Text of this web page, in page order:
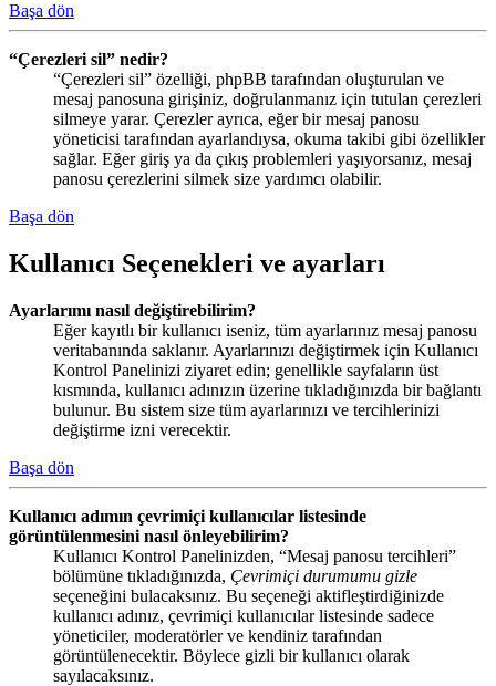
Başa dön
“Çerezleri sil” nedir?
“Çerezleri sil” özelliği, phpBB tarafından oluşturulan ve
mesaj panosuna girişiniz, doğrulanmanız için tutulan çerezleri
silmeye yarar. Çerezler ayrıca, eğer bir mesaj panosu
yöneticisi tarafından ayarlandıysa, okuma takibi gibi özellikler
sağlar. Eğer giriş ya da çıkış problemleri yaşıyorsanız, mesaj
panosu çerezlerini silmek size yardımcı olabilir.
Başa dön
Kullanıcı Seçenekleri ve ayarları
Ayarlarımı nasıl değiştirebilirim?
Eğer kayıtlı bir kullanıcı iseniz, tüm ayarlarınız mesaj panosu
veritabanında saklanır. Ayarlarınızı değiştirmek için Kullanıcı
Kontrol Panelinizi ziyaret edin; genellikle sayfaların üst
kısmında, kullanıcı adınızın üzerine tıkladığınızda bir bağlantı
bulunur. Bu sistem size tüm ayarlarınızı ve tercihlerinizi
değiştirme izni verecektir.
Başa dön
Kullanıcı adımın çevrimiçi kullanıcılar listesinde
görüntülenmesini nasıl önleyebilirim?
Kullanıcı Kontrol Panelinizden, “Mesaj panosu tercihleri”
bölümüne tıkladığınızda, Çevrimiçi durumumu gizle
seçeneğini bulacaksınız. Bu seçeneği aktifleştirdiğinizde
kullanıcı adınız, çevrimiçi kullanıcılar listesinde sadece
yöneticiler, moderatörler ve kendiniz tarafından
görüntülenecektir. Böylece gizli bir kullanıcı olarak
sayılacaksınız.